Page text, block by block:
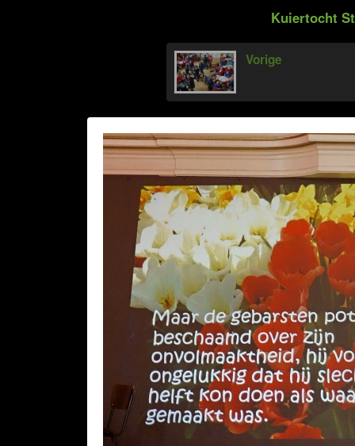
Kuiertocht
Vorige